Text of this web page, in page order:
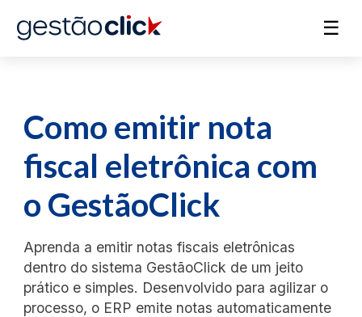
☰
Como emitir nota
fiscal eletrônica com
o GestãoClick
Aprenda a emitir notas fiscais eletrônicas
dentro do sistema GestãoClick de um jeito
prático e simples. Desenvolvido para agilizar o
processo, o ERP emite notas automaticamente